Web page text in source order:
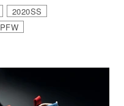
2020SS
PFW